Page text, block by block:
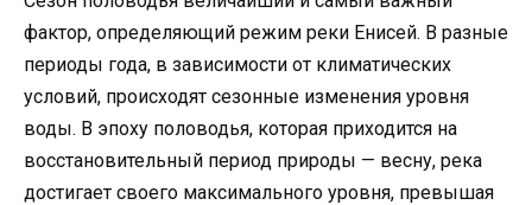
фактор, определяющий режим реки Енисей. В разные
периоды года, в зависимости от климатических
условий, происходят сезонные изменения уровня
воды. В эпоху половодья, которая приходится на
восстановительный период природы — весну, река
достигает своего максимального уровня, превышая